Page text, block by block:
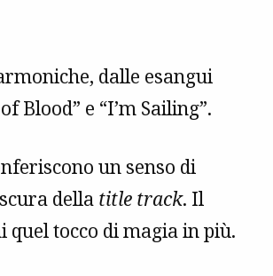
dalle esangui
Blood” e “I’m Sailing”.
un senso di
della title track. Il
quel tocco di magia in più.